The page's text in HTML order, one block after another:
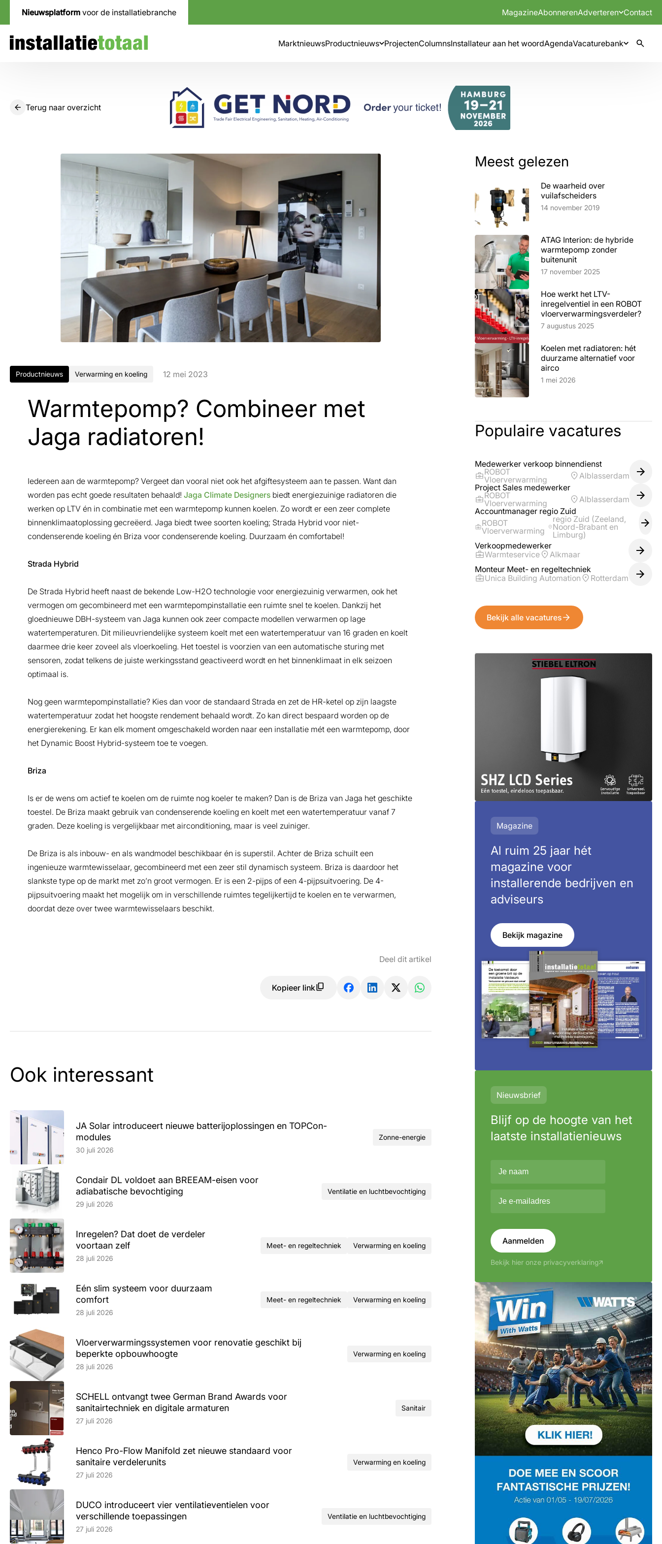
Nieuwsplatform voor de installatiebranche MagazineAbonnerenAdverteren Contact
MarktnieuwsProductnieuws ProjectenColumnsInstallateur aan het woordAgendaVacaturebank
Terug naar overzicht
Productnieuws Verwarming en koeling 12 mei 2023
Warmtepomp? Combineer met
Jaga radiatoren!
Iedereen aan de warmtepomp? Vergeet dan vooral niet ook het afgiftesysteem aan te passen. Want dan
worden pas echt goede resultaten behaald! Jaga Climate Designers biedt energiezuinige radiatoren die
werken op LTV én in combinatie met een warmtepomp kunnen koelen. Zo wordt er een zeer complete
binnenklimaatoplossing gecreëerd. Jaga biedt twee soorten koeling; Strada Hybrid voor niet-
condenserende koeling én Briza voor condenserende koeling. Duurzaam én comfortabel!
Strada Hybrid
De Strada Hybrid heeft naast de bekende Low-H2O technologie voor energiezuinig verwarmen, ook het
vermogen om gecombineerd met een warmtepompinstallatie een ruimte snel te koelen. Dankzij het
gloednieuwe DBH-systeem van Jaga kunnen ook zeer compacte modellen verwarmen op lage
watertemperaturen. Dit milieuvriendelijke systeem koelt met een watertemperatuur van 16 graden en koelt
daarmee drie keer zoveel als vloerkoeling. Het toestel is voorzien van een automatische sturing met
sensoren, zodat telkens de juiste werkingsstand geactiveerd wordt en het binnenklimaat in elk seizoen
optimaal is.
Nog geen warmtepompinstallatie? Kies dan voor de standaard Strada en zet de HR-ketel op zijn laagste
watertemperatuur zodat het hoogste rendement behaald wordt. Zo kan direct bespaard worden op de
energierekening. Er kan elk moment omgeschakeld worden naar een installatie mét een warmtepomp, door
het Dynamic Boost Hybrid-systeem toe te voegen.
Briza
Is er de wens om actief te koelen om de ruimte nog koeler te maken? Dan is de Briza van Jaga het geschikte
toestel. De Briza maakt gebruik van condenserende koeling en koelt met een watertemperatuur vanaf 7
graden. Deze koeling is vergelijkbaar met airconditioning, maar is veel zuiniger.
De Briza is als inbouw- en als wandmodel beschikbaar én is superstil. Achter de Briza schuilt een
ingenieuze warmtewisselaar, gecombineerd met een zeer stil dynamisch systeem. Briza is daardoor het
slankste type op de markt met zo’n groot vermogen. Er is een 2-pijps of een 4-pijpsuitvoering. De 4-
pijpsuitvoering maakt het mogelijk om in verschillende ruimtes tegelijkertijd te koelen en te verwarmen,
doordat deze over twee warmtewisselaars beschikt.
Deel dit artikel
Kopieer link
Ook interessant
JA Solar introduceert nieuwe batterijoplossingen en TOPCon-
modules
Lees artikel
30 juli 2026
Zonne-energie
Condair DL voldoet aan BREEAM-eisen voor
adiabatische bevochtiging
Lees artikel
29 juli 2026
Ventilatie en luchtbevochtiging
Inregelen? Dat doet de verdeler
voortaan zelf
Lees artikel
28 juli 2026
Meet- en regeltechniek Verwarming en koeling
Eén slim systeem voor duurzaam
comfort
Lees artikel
28 juli 2026
Meet- en regeltechniek Verwarming en koeling
Vloerverwarmingssystemen voor renovatie geschikt bij
beperkte opbouwhoogte
Lees artikel
28 juli 2026
Verwarming en koeling
SCHELL ontvangt twee German Brand Awards voor
sanitairtechniek en digitale armaturen
Lees artikel
27 juli 2026
Sanitair
Henco Pro-Flow Manifold zet nieuwe standaard voor
sanitaire verdelerunits
Lees artikel
27 juli 2026
Verwarming en koeling
DUCO introduceert vier ventilatieventielen voor
verschillende toepassingen
Lees artikel
27 juli 2026
Ventilatie en luchtbevochtiging
Meest gelezen
De waarheid over
vuilafscheiders
Lees artikel
14 november 2019
ATAG Interion: de hybride
warmtepomp zonder
buitenunit
Lees artikel
17 november 2025
Hoe werkt het LTV-
inregelventiel in een ROBOT
vloerverwarmingsverdeler?
Lees artikel
7 augustus 2025
Koelen met radiatoren: hét
duurzame alternatief voor
aircoLees artikel
1 mei 2026
Populaire vacatures
Medewerker verkoop binnendienst
ROBOT
Vloerverwarming
Alblasserdam
Project Sales medewerker
ROBOT
Vloerverwarming
Alblasserdam
Accountmanager regio Zuid
ROBOT
Vloerverwarming
regio Zuid (Zeeland,
Noord-Brabant en
Limburg)
Verkoopmedewerker
Warmteservice
Alkmaar
Monteur Meet- en regeltechniek
Unica Building Automation
Rotterdam
Bekijk alle vacatures
Magazine
Al ruim 25 jaar hét
magazine voor
installerende bedrijven en
adviseurs
Bekijk magazine
Nieuwsbrief
Blijf op de hoogte van het
laatste installatienieuws
Aanmelden
Bekijk hier onze privacyverklaring